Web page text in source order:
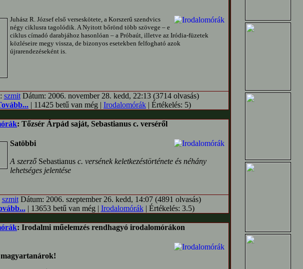
Juhász R. József első verseskötete, a Korszerű szendvics
négy ciklusra tagolódik. A Nyitott bőrönd több szövege – e
ciklus címadó darabjához hasonlóan – a Próbaút, illetve az Iródia-füzetek
közléseire megy vissza, de bizonyos esetekben felfogható azok
újrarendezéseként is.
szmitDátum: 2006. november 28. kedd, 22:13 (3714 olvasás)
| 11425 betű van még | Irodalomórák | Értékelés: 5)
: Tőzsér Árpád saját, Sebastianus c. verséről
Satöbbi
A szerző Sebastianusc. versének keletkezéstörténete és néhány
lehetséges jelentése
szmitDátum: 2006. szeptember 26. kedd, 14:07 (4891 olvasás)
| 13653 betű van még | Irodalomórák| Értékelés: 3.5)
: Irodalmi műelemzés rendhagyó irodalomórákon